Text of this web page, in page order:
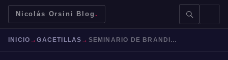
Nicolás Orsini Blog .
INICIO →GACETILLAS → SEMINARIO DE BRANDING DEL VINO